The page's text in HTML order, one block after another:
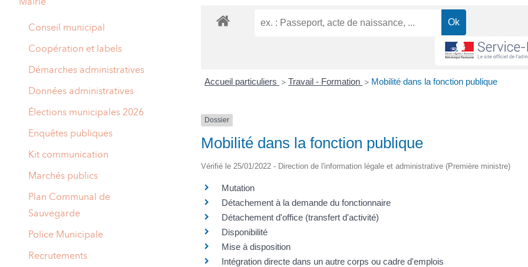
Accueil particuliers > Travail - Formation > Mobilité dans la fonction publique
Dossier
Mobilité dans la fonction publique
Vérifié le 25/01/2022 - Direction de l'information légale et administrative (Première ministre)
Mutation
Détachement à la demande du fonctionnaire
Détachement d'office (transfert d'activité)
Disponibilité
Mise à disposition
Intégration directe dans un autre corps ou cadre d'emplois
Conseil municipal
Coopération et labels
Démarches administratives
Données administratives
Élections municipales 2026
Enquêtes publiques
Kit communication
Marchés publics
Plan Communal de
Sauvegarde
Police Municipale
Recrutements